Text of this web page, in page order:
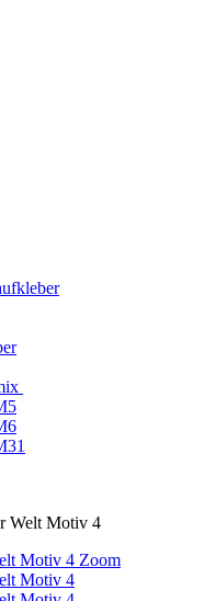
Welt Motiv 4
Zoom